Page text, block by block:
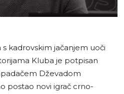
kadrovskim jačanjem uoči
Kluba je potpisan
Dževadom
postao novi igrač crno-